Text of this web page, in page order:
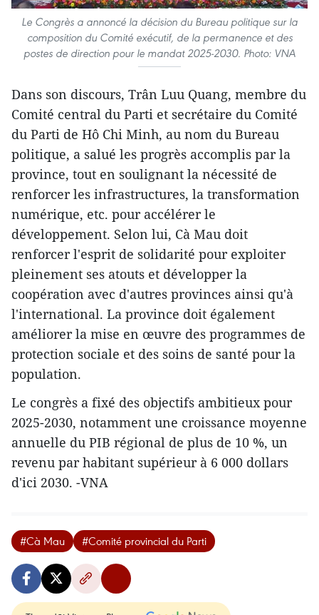
Le Congrès a annoncé la décision du Bureau politique sur la
composition du Comité exécutif, de la permanence et des
postes de direction pour le mandat 2025-2030. Photo: VNA
Dans son discours, Trân Luu Quang, membre du
Comité central du Parti et secrétaire du Comité
du Parti de Hô Chi Minh, au nom du Bureau
politique, a salué les progrès accomplis par la
province, tout en soulignant la nécessité de
renforcer les infrastructures, la transformation
numérique, etc. pour accélérer le
développement. Selon lui, Cà Mau doit
renforcer l'esprit de solidarité pour exploiter
pleinement ses atouts et développer la
coopération avec d'autres provinces ainsi qu'à
l'international. La province doit également
améliorer la mise en œuvre des programmes de
protection sociale et des soins de santé pour la
population.
Le congrès a fixé des objectifs ambitieux pour
2025-2030, notamment une croissance moyenne
annuelle du PIB régional de plus de 10 %, un
revenu par habitant supérieur à 6 000 dollars
d'ici 2030. -VNA
#Cà Mau #Comité provincial du Parti